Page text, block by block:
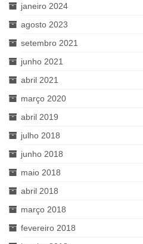
janeiro 2024
agosto 2023
setembro 2021
junho 2021
abril 2021
março 2020
abril 2019
julho 2018
junho 2018
maio 2018
abril 2018
março 2018
fevereiro 2018